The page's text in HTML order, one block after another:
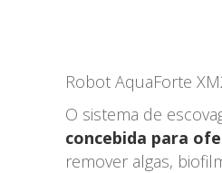
Robot AquaForte
O sistema de
concebida para
remover algas,